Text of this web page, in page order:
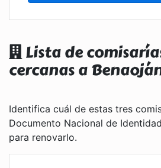
Lista de
cercanas a
Identifica cuál de estas tres
Documento Nacional de
para renovarlo.